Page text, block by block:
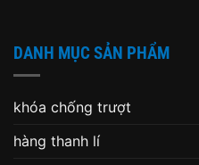
DANH MỤC SẢN PHẨM
khóa chống trượt
hàng thanh lí